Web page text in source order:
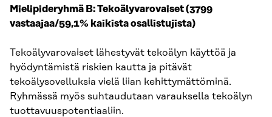
Mielipideryhmä B: Tekoälyvarovaiset (3799
vastaajaa/59,1% kaikista osallistujista)
Tekoälyvarovaiset lähestyvät tekoälyn käyttöä ja
hyödyntämistä riskien kautta ja pitävät
tekoälysovelluksia vielä liian kehittymättöminä.
Ryhmässä myös suhtaudutaan varauksella tekoälyn
tuottavuuspotentiaaliin.